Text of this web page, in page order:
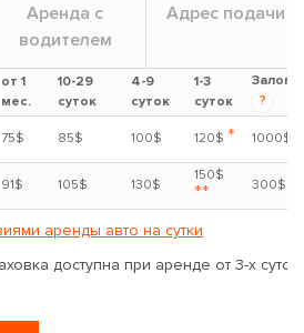
Аренда с
водителем
Адрес подачи
от 1
мес.
10-29
суток
4-9
суток
1-3
суток
Залог
?
75$ 85$ 100$ 120$ * 1000$
91$ 105$ 130$
150$
** 300$
аренды авто на сутки
доступна при аренде от 3-х суток